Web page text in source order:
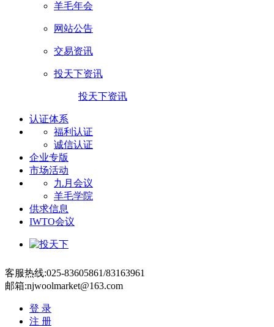
羊毛年会
网站公告
交易资讯
投天下资讯
投天下资讯
认证体系
福利认证
诚信认证
企业专版
市场活动
九月会议
羊毛学院
供求信息
IWTO会议
客服热线:025-83605861/83163961
邮箱:njwoolmarket@163.com
登 录
注 册